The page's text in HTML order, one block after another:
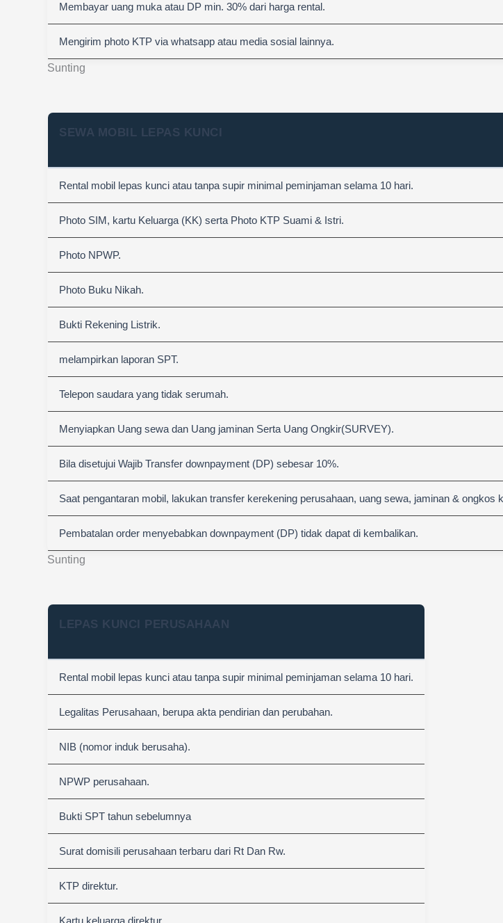
Sunting
Membayar uang muka atau DP min. 30% dari harga rental.
Mengirim photo KTP via whatsapp atau media sosial lainnya.
Sunting
SEWA MOBIL LEPAS KUNCI
Rental mobil lepas kunci atau tanpa supir minimal peminjaman selama 10 hari.
Photo SIM, kartu Keluarga (KK) serta Photo KTP Suami & Istri.
Photo NPWP.
Photo Buku Nikah.
Bukti Rekening Listrik.
melampirkan laporan SPT.
Telepon saudara yang tidak serumah.
Menyiapkan Uang sewa dan Uang jaminan Serta Uang Ongkir(SURVEY).
Bila disetujui Wajib Transfer downpayment (DP) sebesar 10%.
Saat pengantaran mobil, lakukan transfer kerekening perusahaan, uang sewa, jaminan & ongkos
Pembatalan order menyebabkan downpayment (DP) tidak dapat di kembalikan.
LEPAS KUNCI PERUSAHAAN
Rental mobil lepas kunci atau tanpa supir minimal peminjaman selama 10 hari.
Legalitas Perusahaan, berupa akta pendirian dan perubahan.
NIB (nomor induk berusaha).
NPWP perusahaan.
Bukti SPT tahun sebelumnya
Surat domisili perusahaan terbaru dari Rt Dan Rw.
KTP direktur.
Kartu keluarga direktur.